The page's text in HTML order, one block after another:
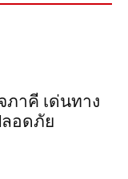
ภาคี​ เด่นทาง
อดภัย​